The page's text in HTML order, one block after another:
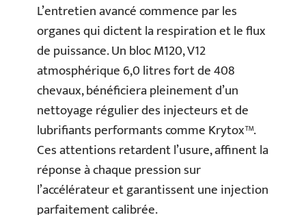
L’entretien avancé commence par les
organes qui dictent la respiration et le flux
de puissance. Un bloc M120, V12
atmosphérique 6,0 litres fort de 408
chevaux, bénéficiera pleinement d’un
nettoyage régulier des injecteurs et de
lubrifiants performants comme Krytox™.
Ces attentions retardent l’usure, affinent la
réponse à chaque pression sur
l’accélérateur et garantissent une injection
parfaitement calibrée.